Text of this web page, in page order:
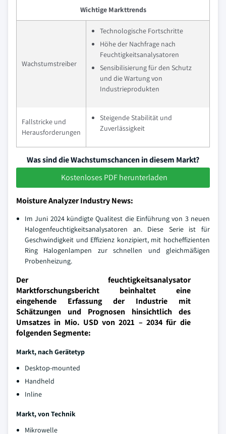
Wichtige Markttrends
Wachstumstreiber
Technologische Fortschritte
Höhe der Nachfrage nach
Feuchtigkeitsanalysatoren
Sensibilisierung für den Schutz
und die Wartung von
Industrieprodukten
Fallstricke und
Herausforderungen
Steigende Stabilität und
Zuverlässigkeit
Was sind die Wachstumschancen in diesem Markt?
Kostenloses PDF herunterladen
Moisture Analyzer Industry News:
Im Juni 2024 kündigte Qualitest die Einführung von 3 neuen
Halogenfeuchtigkeitsanalysatoren an. Diese Serie ist für
Geschwindigkeit und Effizienz konzipiert, mit hocheffizienten
Ring Halogenlampen zur schnellen und gleichmäßigen
Probenheizung.
Der feuchtigkeitsanalysator
Marktforschungsbericht beinhaltet eine
eingehende Erfassung der Industrie mit
Schätzungen und Prognosen hinsichtlich des
Umsatzes in Mio. USD von 2021 – 2034 für die
folgenden Segmente:
Markt, nach Gerätetyp
Desktop-mounted
Handheld
Inline
Markt, von Technik
Mikrowelle